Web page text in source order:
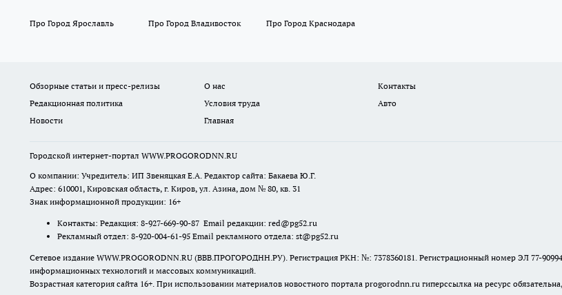
Про Город Ярославль Про Город Владивосток Про Город Краснодара
Обзорные статьи и пресс-релизы О нас
Контакты
Редакционная политика
Условия труда
Авто
Новости
Главная
Городской интернет-портал WWW.PROGORODNN.RU
О компании: Учредитель: ИП Звеняцкая Е.А. Редактор сайта: Бакаева Ю.Г.
Адрес: 610001, Кировская область, г. Киров, ул. Азина, дом № 80, кв. 31
Знак информационной продукции: 16+
Контакты: Редакция: 8-927-669-90-87 Email редакции: red@pg52.ru
Рекламный отдел: 8-920-004-61-95 Email рекламного отдела: st@pg52.ru
Сетевое издание WWW.PROGORODNN.RU (ВВВ.ПРОГОРОДНН.РУ). Регистрация РКН: №: 7378360181. Регистрационный номер ЭЛ 77-
информационных технологий и массовых коммуникаций.
Возрастная категория сайта 16+. При использовании материалов новостного портала progorodnn.ru гиперссылка на ресурс обязательна,